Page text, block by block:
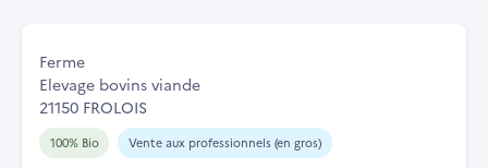
Ferme
Elevage bovins viande
21150 FROLOIS
100% Bio Vente aux professionnels (en gros)